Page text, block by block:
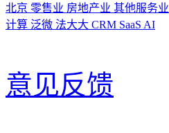
北京 零售业 房地产业 其他服务业
计算 泛微 法大大 CRM SaaS AI
意见反馈